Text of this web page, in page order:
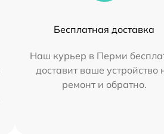
Бесплатная доставка
Наш курьер в Перми
доставит ваше устройство
ремонт и обратно.